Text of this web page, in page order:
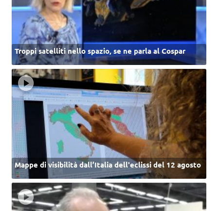
Troppi satelliti nello spazio, se ne parla al Cospar
Mappe di visibilità dall’Italia dell'eclissi del 12 agosto